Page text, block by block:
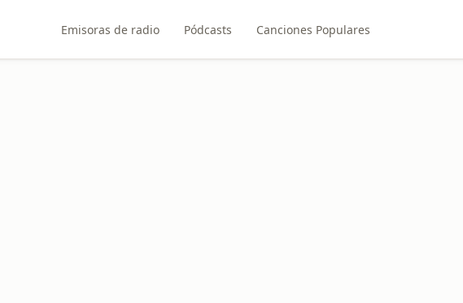
Emisoras de radio Pódcasts Canciones Populares